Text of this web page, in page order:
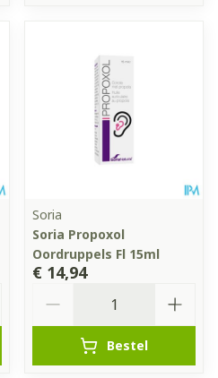
Soria
Soria Propoxol
Oordruppels Fl 15ml
€ 14,94
Bestel